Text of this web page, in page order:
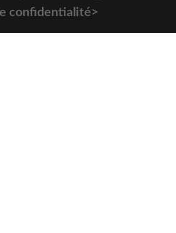
confidentialité>